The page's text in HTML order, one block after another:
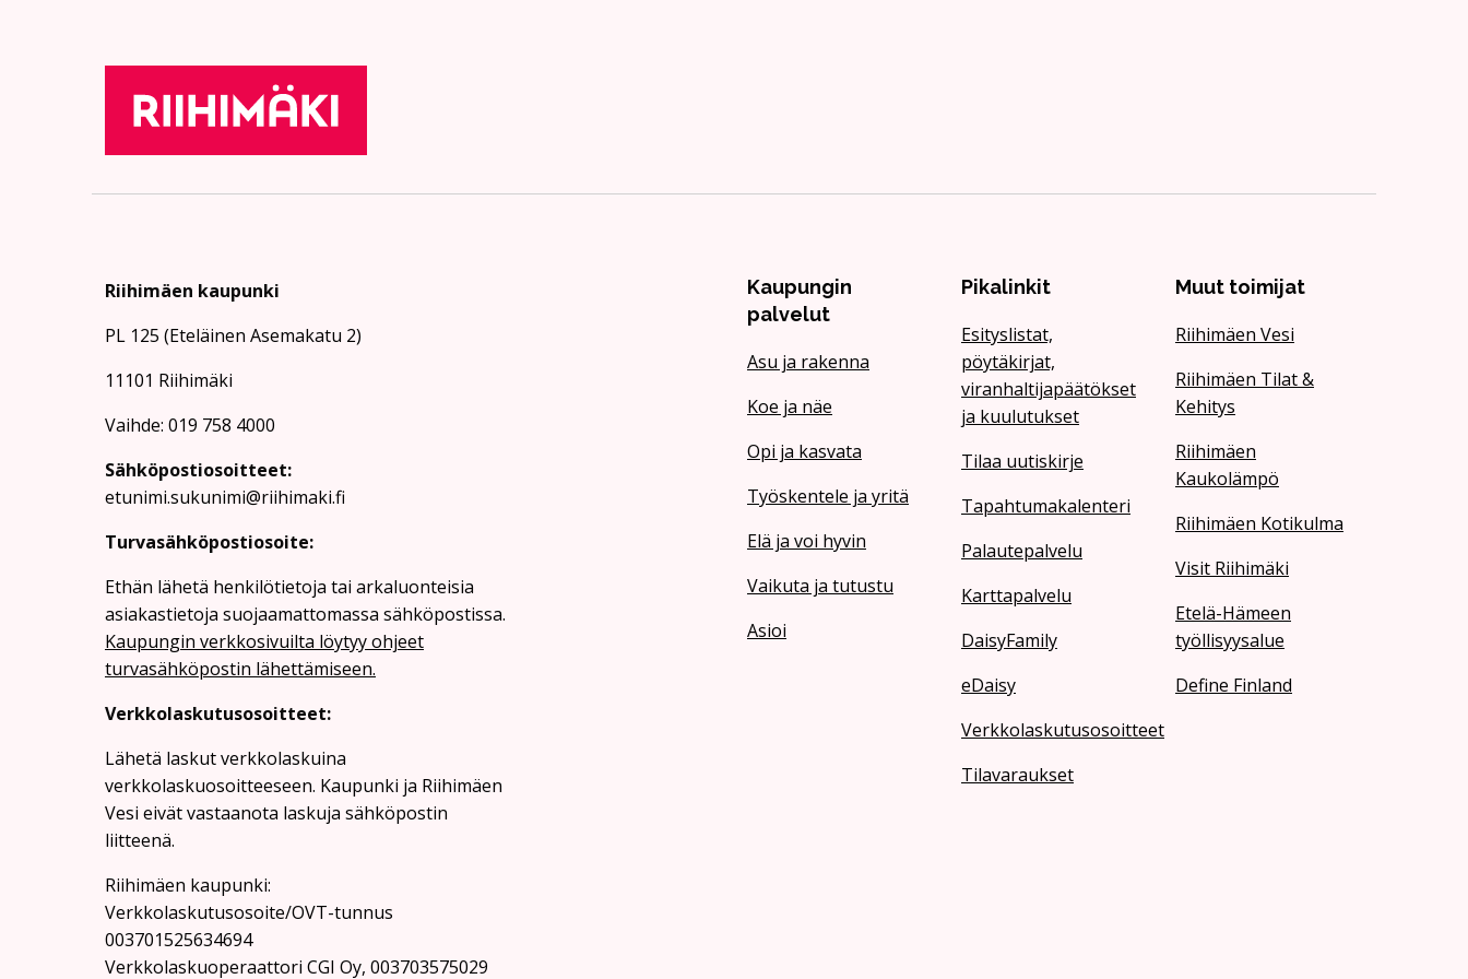
Riihimäen kaupunki
PL 125 (Eteläinen Asemakatu 2)
11101 Riihimäki
Vaihde: 019 758 4000
Sähköpostiosoitteet:
etunimi.sukunimi@riihimaki.fi
Turvasähköpostiosoite:
Ethän lähetä henkilötietoja tai arkaluonteisia
asiakastietoja suojaamattomassa sähköpostissa.
Kaupungin verkkosivuilta löytyy ohjeet
turvasähköpostin lähettämiseen.
Verkkolaskutusosoitteet:
Lähetä laskut verkkolaskuina
verkkolaskuosoitteeseen. Kaupunki ja Riihimäen
Vesi eivät vastaanota laskuja sähköpostin
liitteenä.
Riihimäen kaupunki:
Verkkolaskutusosoite/OVT-tunnus
003701525634694
Verkkolaskuoperaattori CGI Oy, 003703575029
Kaupungin
palvelut
Asu ja rakenna
Koe ja näe
Opi ja kasvata
Työskentele ja yritä
Elä ja voi hyvin
Vaikuta ja tutustu
Asioi
Pikalinkit
Esityslistat,
pöytäkirjat,
viranhaltijapäätökset
ja kuulutukset
Tilaa uutiskirje
Tapahtumakalenteri
Palautepalvelu
Karttapalvelu
DaisyFamily
eDaisy
Verkkolaskutusosoitteet
Tilavaraukset
Muut toimijat
Riihimäen Vesi
Riihimäen Tilat &
Kehitys
Riihimäen
Kaukolämpö
Riihimäen Kotikulma
Visit Riihimäki
Etelä-Hämeen
työllisyysalue
Define Finland